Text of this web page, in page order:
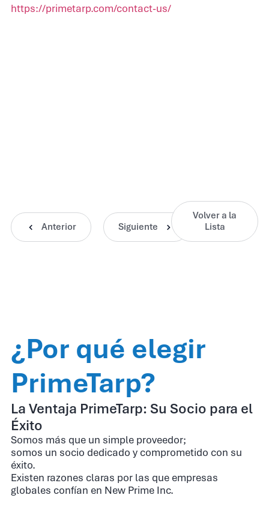
https://primetarp.com/contact-us/
Anterior Siguiente
Volver a la
Lista
¿Por qué elegir
PrimeTarp?
La Ventaja PrimeTarp: Su Socio para el
Éxito
Somos más que un simple proveedor;
somos un socio dedicado y comprometido con su
éxito.
Existen razones claras por las que empresas
globales confían en New Prime Inc.